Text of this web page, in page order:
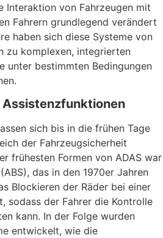
Interaktion von Fahrzeugen mit
Fahrern grundlegend verändert
haben sich diese Systeme von
zu komplexen, integrierten
unter bestimmten Bedingungen
sich bis in die frühen Tage
der Fahrzeugsicherheit
frühesten Formen von ADAS war
das in den 1970er Jahren
Blockieren der Räder bei einer
sodass der Fahrer die Kontrolle
kann. In der Folge wurden
entwickelt, wie die